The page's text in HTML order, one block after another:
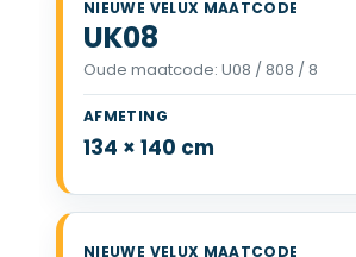
UK08
Oude maatcode: U08 / 808 / 8
VELUX UK08 134 x 140 cm
134 × 140 cm